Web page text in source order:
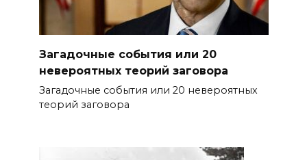
Загадочные события или 20
невероятных теорий заговора
Загадочные события или 20 невероятных
теорий заговора